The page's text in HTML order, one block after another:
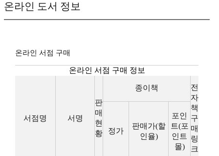
온라인 도서 정보
온라인 서점 구매
온라인 서점 구매 정보
서점명 서명
판
매
현
황
종이책
전
자
책
구
매
링
크
정가
판매가(할
인율)
포인
트(포
인트
몰)